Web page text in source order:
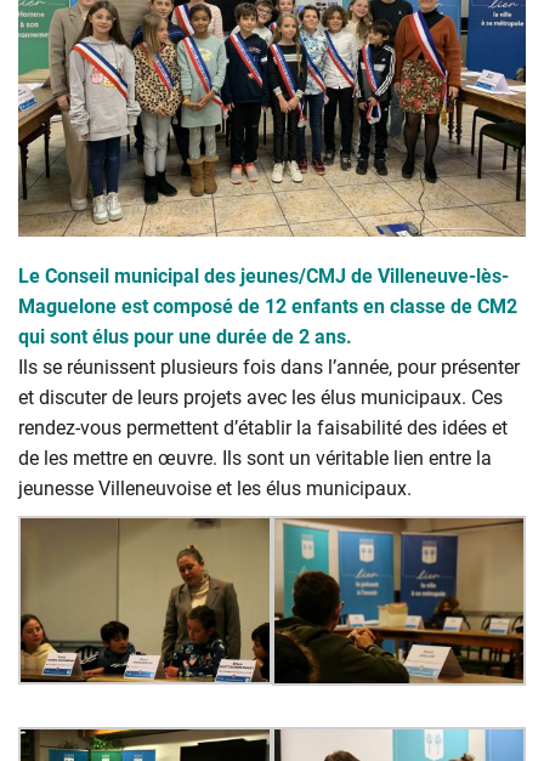
Le Conseil municipal des jeunes/CMJ de Villeneuve-lès-
Maguelone est composé de 12 enfants en classe de CM2
qui sont élus pour une durée de 2 ans.
Ils se réunissent plusieurs fois dans l’année, pour présenter
et discuter de leurs projets avec les élus municipaux. Ces
rendez-vous permettent d’établir la faisabilité des idées et
de les mettre en œuvre. Ils sont un véritable lien entre la
jeunesse Villeneuvoise et les élus municipaux.